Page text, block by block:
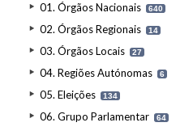
01. Órgãos Nacionais 640
02. Órgãos Regionais 14
03. Órgãos Locais 27
04. Regiões Autónomas 6
05. Eleições 134
06. Grupo Parlamentar 64